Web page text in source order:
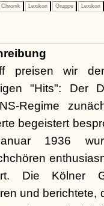
Chronik Lexikon Gruppe Lexikon
preisen wir
"Hits": Der
Regime
begeistert
1936
Die Kölner
und berichtete,